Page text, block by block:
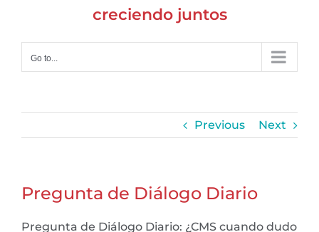
creciendo juntos
Go to...
Previous Next
Pregunta de Diálogo Diario
Pregunta de Diálogo Diario: ¿CMS cuando dudo